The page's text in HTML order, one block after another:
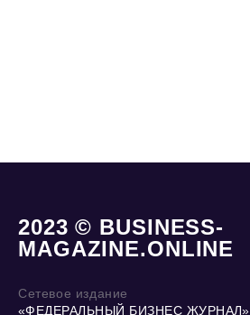
2023 © BUSINESS-
MAGAZINE.ONLINE
Сетевое издание
«ФЕДЕРАЛЬНЫЙ БИЗНЕС ЖУРНАЛ»